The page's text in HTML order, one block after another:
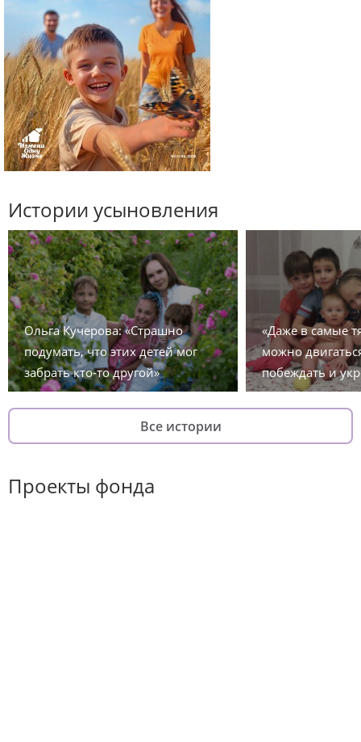
Истории усыновления
Ольга Кучерова: «Страшно
подумать, что этих детей мог
забрать кто-то другой»
«Даже в самые
можно
побеждать и
Все истории
Проекты фонда